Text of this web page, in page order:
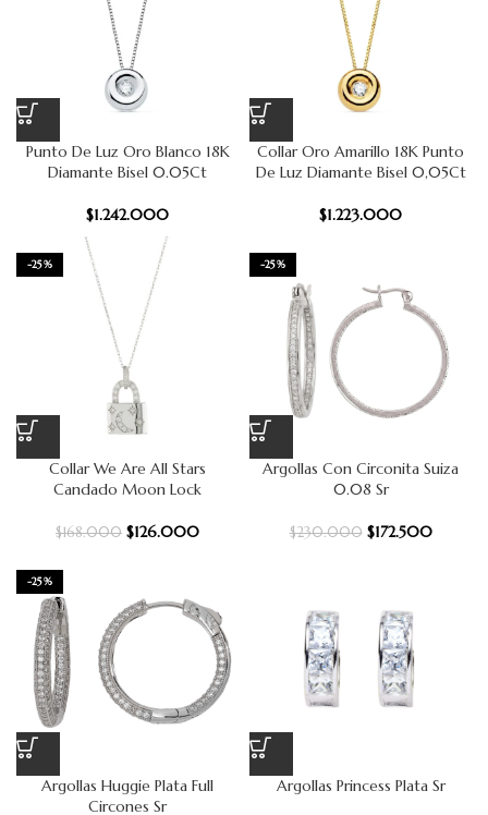
Punto De Luz Oro Blanco 18K
Diamante Bisel 0.05Ct
$1.242.000
Collar Oro Amarillo 18K Punto
De Luz Diamante Bisel 0,05Ct
$1.223.000
-25%
Collar We Are All Stars
Candado Moon Lock
$168.000 $126.000
-25%
Argollas Con Circonita Suiza
0.08 Sr
$230.000 $172.500
-25%
Argollas Huggie Plata Full
Circones Sr
Argollas Princess Plata Sr